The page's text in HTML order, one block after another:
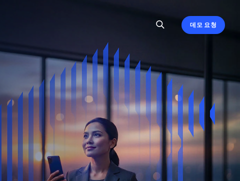
데모 요청